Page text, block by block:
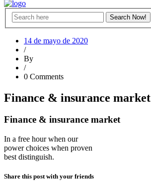
14 de mayo de 2020
/
By
/
0 Comments
Finance & insurance market
Finance & insurance market
In a free hour when our
power choices when proven
best distinguish.
Share this post with your friends